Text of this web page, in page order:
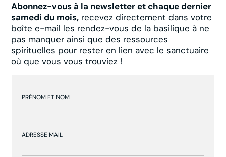
Abonnez-vous à la newsletter et chaque dernier
samedi du mois, recevez directement dans votre
boîte e-mail les rendez-vous de la basilique à ne
pas manquer ainsi que des ressources
spirituelles pour rester en lien avec le sanctuaire
où que vous vous trouviez !
PRÉNOM ET NOM
ADRESSE MAIL